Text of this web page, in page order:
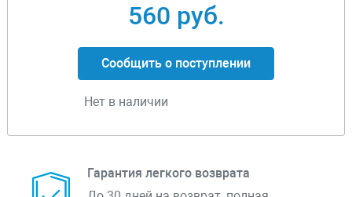
560 руб.
Сообщить о поступлении
Нет в наличии
Гарантия легкого возврата